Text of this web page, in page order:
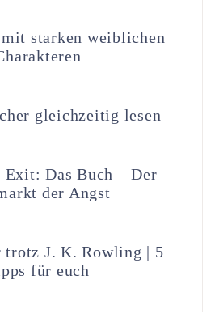
starken weiblichen
gleichzeitig lesen
Exit: Das Buch – Der
der Angst
trotz J. K. Rowling | 5
für euch